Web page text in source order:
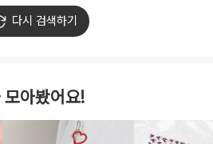
다시 검색하기
아봤어요!